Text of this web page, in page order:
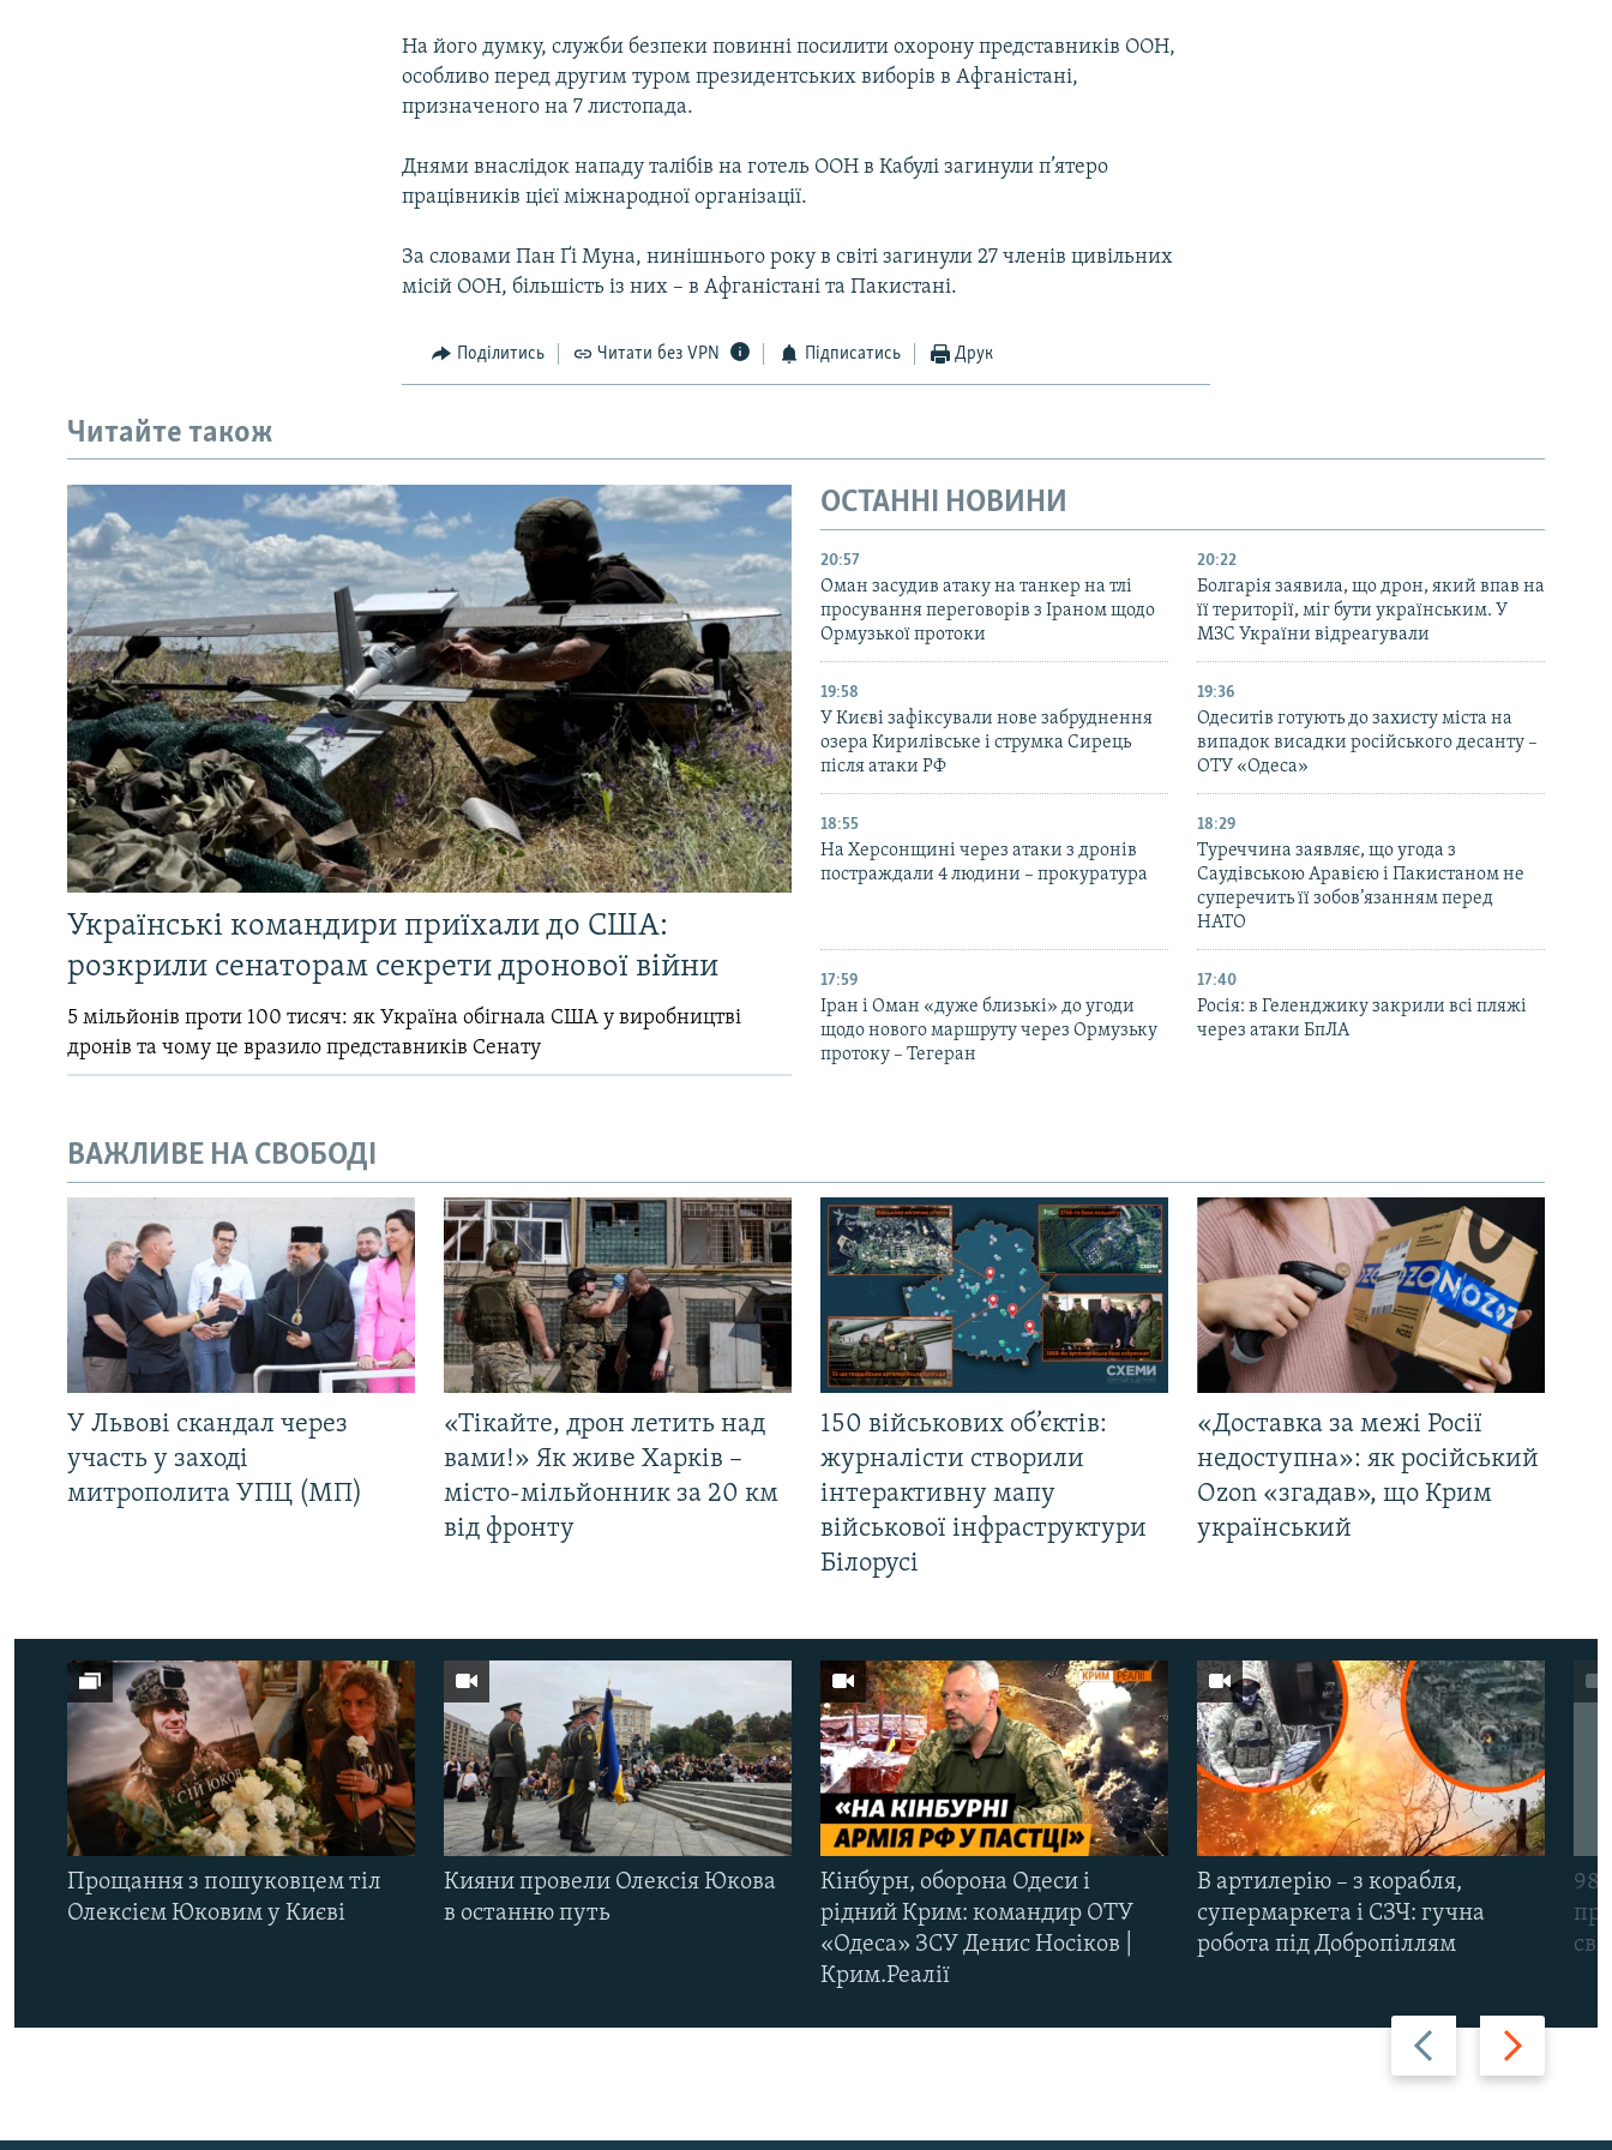
РУС
На його думку, служби безпеки повинні посилити охорону представників ООН,
особливо перед другим туром президентських виборів в Афганістані,
призначеного на 7 листопада.
Днями внаслідок нападу талібів на готель ООН в Кабулі загинули п’ятеро
працівників цієї міжнародної організації.
За словами Пан Ґі Муна, нинішнього року в світі загинули 27 членів цивільних
місій ООН, більшість із них – в Афганістані та Пакистані.
Поділитись Читати без VPN Підписатись Друк
Читайте також
Українські командири приїхали до США:
розкрили сенаторам секрети дронової війни
5 мільйонів проти 100 тисяч: як Україна обігнала США у виробництві
дронів та чому це вразило представників Сенату
ОСТАННІ НОВИНИ
20:57
Оман засудив атаку на танкер на тлі
просування переговорів з Іраном щодо
Ормузької протоки
20:22
Болгарія заявила, що дрон, який впав на
її території, міг бути українським. У
МЗС України відреагували
19:58
У Києві зафіксували нове забруднення
озера Кирилівське і струмка Сирець
після атаки РФ
19:36
Одеситів готують до захисту міста на
випадок висадки російського десанту –
ОТУ «Одеса»
18:55
На Херсонщині через атаки з дронів
постраждали 4 людини – прокуратура
18:29
Туреччина заявляє, що угода з
Саудівською Аравією і Пакистаном не
суперечить її зобов’язанням перед
НАТО
17:59
Іран і Оман «дуже близькі» до угоди
щодо нового маршруту через Ормузьку
протоку – Тегеран
17:40
Росія: в Геленджику закрили всі пляжі
через атаки БпЛА
ВАЖЛИВЕ НА СВОБОДІ
У Львові скандал через
участь у заході
митрополита УПЦ (МП)
«Тікайте, дрон летить над
вами!» Як живе Харків –
місто-мільйонник за 20 км
від фронту
150 військових об’єктів:
журналісти створили
інтерактивну мапу
військової інфраструктури
Білорусі
«Доставка за межі Росії
недоступна»: як російський
Ozon «згадав», що Крим
український
Назад Вперед
Прощання з пошуковцем тіл
Олексієм Юковим у Києві
Кияни провели Олексія Юкова
в останню путь
Кінбурн, оборона Одеси і
рідний Крим: командир ОТУ
«Одеса» ЗСУ Денис Носіков |
Крим.Реалії
В артилерію – з корабля,
супермаркета і СЗЧ: гучна
робота під Добропіллям
98-